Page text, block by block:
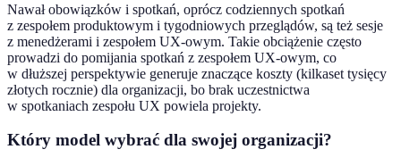
Nawał obowiązków i spotkań, oprócz codziennych spotkań
z zespołem produktowym i tygodniowych przeglądów, są też sesje
z menedżerami i zespołem UX-owym. Takie obciążenie często
prowadzi do pomijania spotkań z zespołem UX-owym, co
w dłuższej perspektywie generuje znaczące koszty (kilkaset tysięcy
złotych rocznie) dla organizacji, bo brak uczestnictwa
w spotkaniach zespołu UX powiela projekty.
Który model wybrać dla swojej organizacji?